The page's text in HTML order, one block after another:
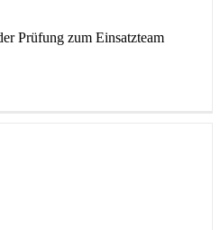
Prüfung zum Einsatzteam